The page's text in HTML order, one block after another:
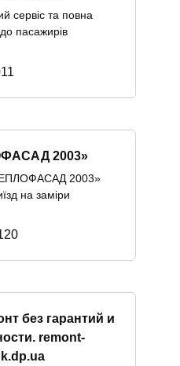
сервіс та повна
пасажирів
11
2003»
2003»
на заміри
без гарантий и
remont-